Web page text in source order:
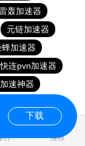
轰加速器
元链加速器
蜂加速器
快连pvn加速器
速神器
行 推荐
下载
0.122562s